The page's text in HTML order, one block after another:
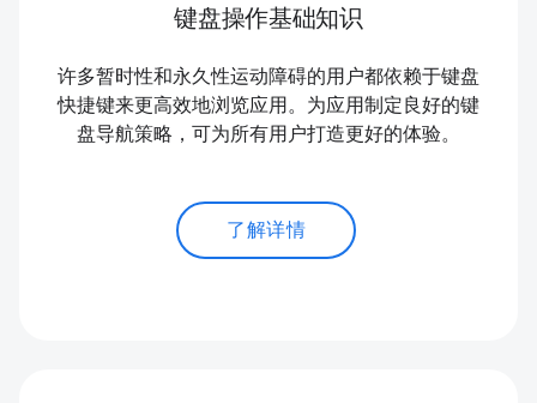
键盘操作基础知识
许多暂时性和永久性运动障碍的用户都依赖于键盘
快捷键来更高效地浏览应用。为应用制定良好的键
盘导航策略，可为所有用户打造更好的体验。
了解详情